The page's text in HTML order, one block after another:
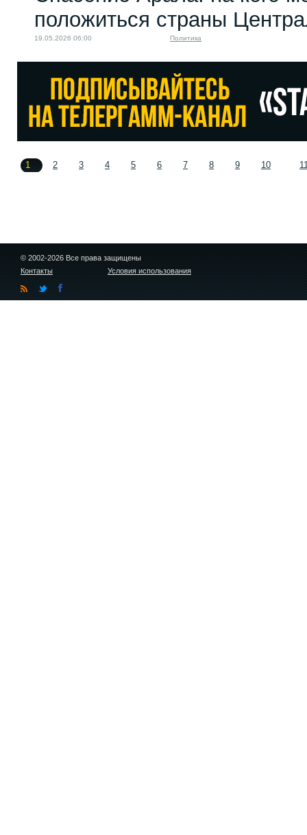
положиться страны
19.05.2026 06:00 Политика
1 2 3 4 5 6 7 8 9 10
© 2002-2026 Все права защищены
Контакты
Условия использования